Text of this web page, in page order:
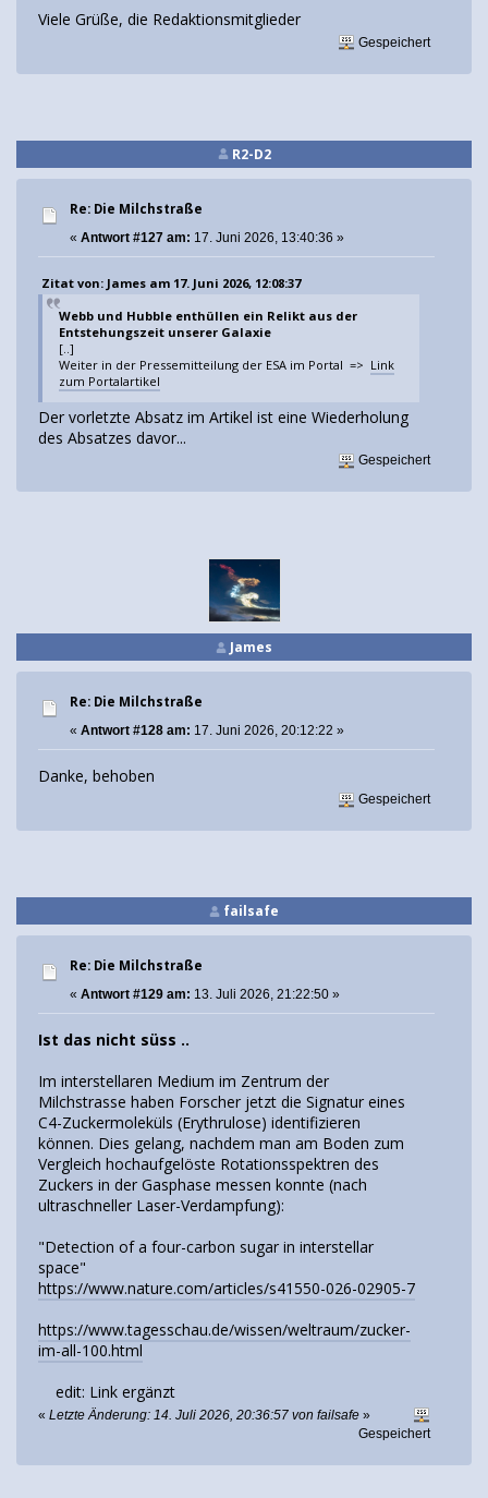
Viele Grüße, die Redaktionsmitglieder
Gespeichert
R2-D2
Re: Die Milchstraße
« Antwort #127 am: 17. Juni 2026, 13:40:36 »
Zitat von: James am 17. Juni 2026, 12:08:37
Webb und Hubble enthüllen ein Relikt aus der
Entstehungszeit unserer Galaxie
[..]
Weiter in der Pressemitteilung der ESA im Portal => Link
zum Portalartikel
Der vorletzte Absatz im Artikel ist eine Wiederholung
des Absatzes davor...
Gespeichert
James
Re: Die Milchstraße
« Antwort #128 am: 17. Juni 2026, 20:12:22 »
Danke, behoben
Gespeichert
failsafe
Re: Die Milchstraße
« Antwort #129 am: 13. Juli 2026, 21:22:50 »
Ist das nicht süss ..
Im interstellaren Medium im Zentrum der
Milchstrasse haben Forscher jetzt die Signatur eines
C4-Zuckermoleküls (Erythrulose) identifizieren
können. Dies gelang, nachdem man am Boden zum
Vergleich hochaufgelöste Rotationsspektren des
Zuckers in der Gasphase messen konnte (nach
ultraschneller Laser-Verdampfung):
"Detection of a four-carbon sugar in interstellar
space"
https://www.nature.com/articles/s41550-026-02905-7
https://www.tagesschau.de/wissen/weltraum/zucker-
im-all-100.html
edit: Link ergänzt
« Letzte Änderung: 14. Juli 2026, 20:36:57 von failsafe »
Gespeichert